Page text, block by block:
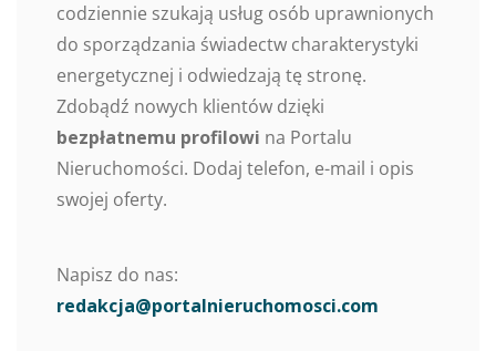
codziennie szukają usług osób uprawnionych
do sporządzania świadectw charakterystyki
energetycznej i odwiedzają tę stronę.
Zdobądź nowych klientów dzięki
bezpłatnemu profilowi na Portalu
Nieruchomości. Dodaj telefon, e-mail i opis
swojej oferty.
Napisz do nas:
redakcja@portalnieruchomosci.com